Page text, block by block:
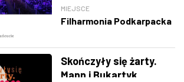
MIEJSCE
Filharmonia Podkarpacka
Skończyły się żarty.
Mann i Bukartyk